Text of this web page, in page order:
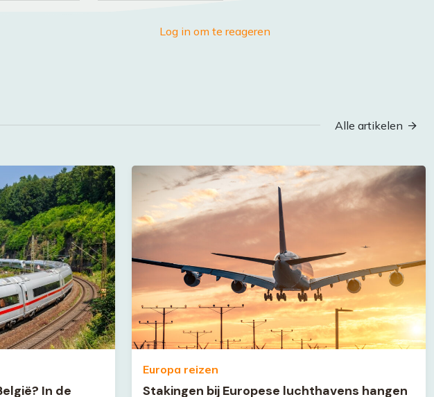
Log in om te reageren
Alle artikelen
In de
Europa reizen
Stakingen bij Europese luchthavens hangen